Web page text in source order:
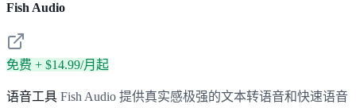
Fish Audio
免费 + $14.99/月起
语音工具 Fish Audio 提供真实感极强的文本转语音和快速语音